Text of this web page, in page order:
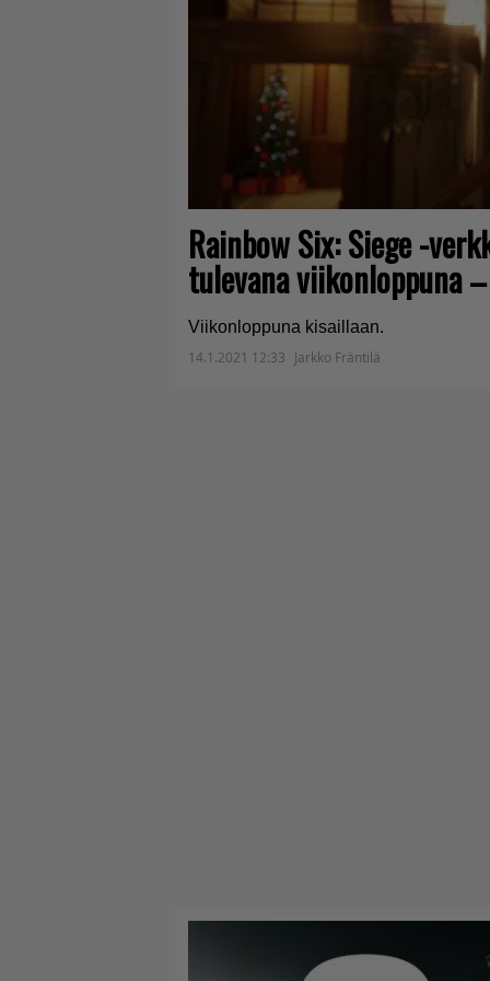
Rainbow Six: Siege -
tulevana viikonloppuna
Viikonloppuna kisaillaan.
14.1.2021 12:33 Jarkko Fräntilä